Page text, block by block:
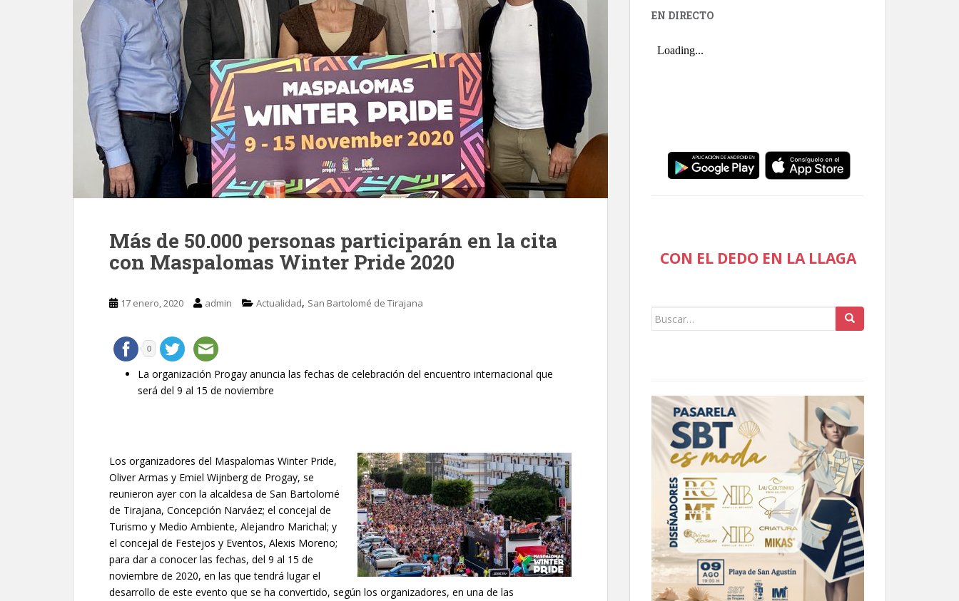
Más de 50.000 personas participarán en la cita
con Maspalomas Winter Pride 2020
17 enero, 2020 admin Actualidad, San Bartolomé de Tirajana
0
La organización Progay anuncia las fechas de celebración del encuentro internacional que
será del 9 al 15 de noviembre
Los organizadores del Maspalomas Winter Pride,
Oliver Armas y Emiel Wijnberg de Progay, se
reunieron ayer con la alcaldesa de San Bartolomé
de Tirajana, Concepción Narváez; el concejal de
Turismo y Medio Ambiente, Alejandro Marichal; y
el concejal de Festejos y Eventos, Alexis Moreno;
para dar a conocer las fechas, del 9 al 15 de
noviembre de 2020, en las que tendrá lugar el
desarrollo de este evento que se ha convertido, según los organizadores, en una de las
EN DIRECTO
CON EL DEDO EN LA LLAGA
Buscar: